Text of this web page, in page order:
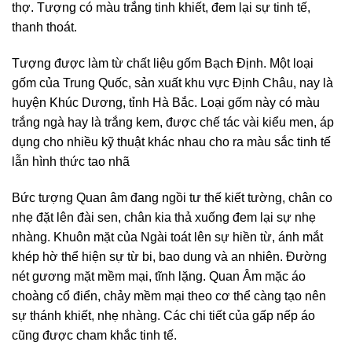
thợ. Tượng có màu trắng tinh khiết, đem lại sự tinh tế,
thanh thoát.
Tượng được làm từ chất liệu gốm Bạch Định. Một loại
gốm của Trung Quốc, sản xuất khu vực Định Châu, nay là
huyện Khúc Dương, tỉnh Hà Bắc. Loại gốm này có màu
trắng ngà hay là trắng kem, được chế tác vài kiểu men, áp
dụng cho nhiều kỹ thuật khác nhau cho ra màu sắc tinh tế
lẫn hình thức tao nhã
Bức tượng Quan âm đang ngồi tư thế kiết tường, chân co
nhẹ đặt lên đài sen, chân kia thả xuống đem lại sự nhẹ
nhàng. Khuôn mặt của Ngài toát lên sự hiền từ, ánh mắt
khép hờ thể hiện sự từ bi, bao dung và an nhiên. Đường
nét gương mặt mềm mại, tĩnh lặng. Quan Âm mặc áo
choàng cổ điển, chảy mềm mại theo cơ thể càng tạo nên
sự thánh khiết, nhẹ nhàng. Các chi tiết của gấp nếp áo
cũng được cham khắc tinh tế.